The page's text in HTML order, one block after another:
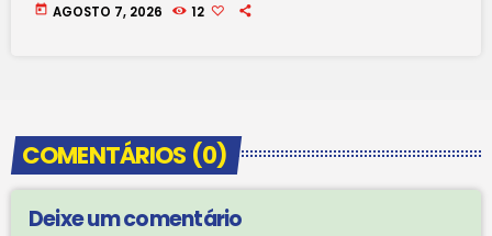
today AGOSTO 7, 2026 12
COMENTÁRIOS (0)
Deixe um comentário